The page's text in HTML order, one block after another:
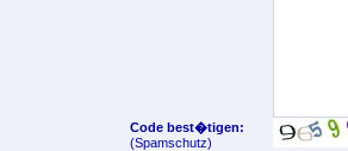
Code best�tigen:
(Spamschutz)